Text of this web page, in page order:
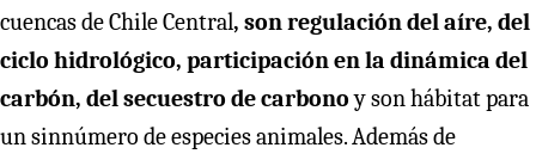
cuencas de Chile Central, son regulación del aíre, del
ciclo hidrológico, participación en la dinámica del
carbón, del secuestro de carbonoy son hábitat para
un sinnúmero de especies animales. Además de